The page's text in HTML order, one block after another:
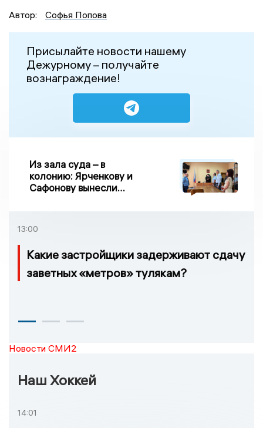
Автор:
Софья Попова
Присылайте новости нашему
Дежурному – получайте
вознаграждение!
Из зала суда – в
колонию: Ярченкову и
Сафонову вынесли
13:00
Какие застройщики задерживают сдачу
заветных «метров» тулякам?
Новости СМИ2
Наш Хоккей
14:01